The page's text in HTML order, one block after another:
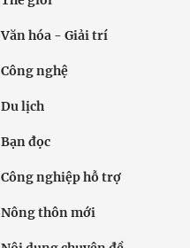
Văn hóa - Giải trí
Công nghệ
Du lịch
Bạn đọc
Công nghiệp hỗ trợ
Nông thôn mới